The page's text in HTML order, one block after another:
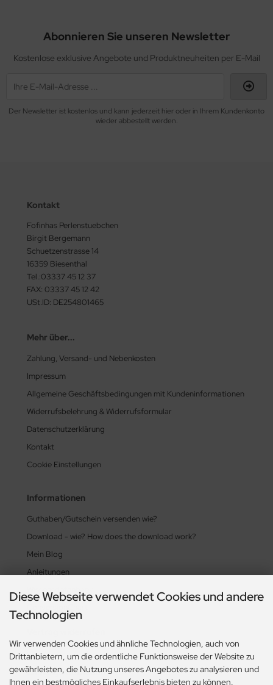
Abonnieren Sie unseren Newsletter
Kostenlose exklusive Angebote und Produktneuheiten per E-Mail
Der Newsletter ist kostenlos und kann jederzeit hier oder in Ihrem Kundenkonto
wieder abbestellt werden.
Kontakt
Fofinhas Perlenstuebchen
Birgit Bergemann
Schuetzenstrasse 14
16359 Biesenthal
Tel.:03337 45 12 37
FAX: 03337 45 12 42
USt.ID: DE254801465
Mehr über...
Zahlung, Versand- und Nebenkosten
Impressum
Allgemeine Geschäftsbedingungen mit Kundeninformationen
Widerrufsbelehrung & Widerrufsformular
Datenschutzerklärung
Kontakt
Cookie Einstellungen
Informationen
Guthaben/Gutschein versenden wie?
Download - wie? How does the download work?
Mein Blog
Anleitungen
Wissensdatenbank
Zahlungsmethoden
Diese Webseite verwendet Cookies und andere
Technologien
Wir verwenden Cookies und ähnliche Technologien, auch von
Drittanbietern, um die ordentliche Funktionsweise der Website zu
gewährleisten, die Nutzung unseres Angebotes zu analysieren und
Ihnen ein bestmögliches Einkaufserlebnis bieten zu können.